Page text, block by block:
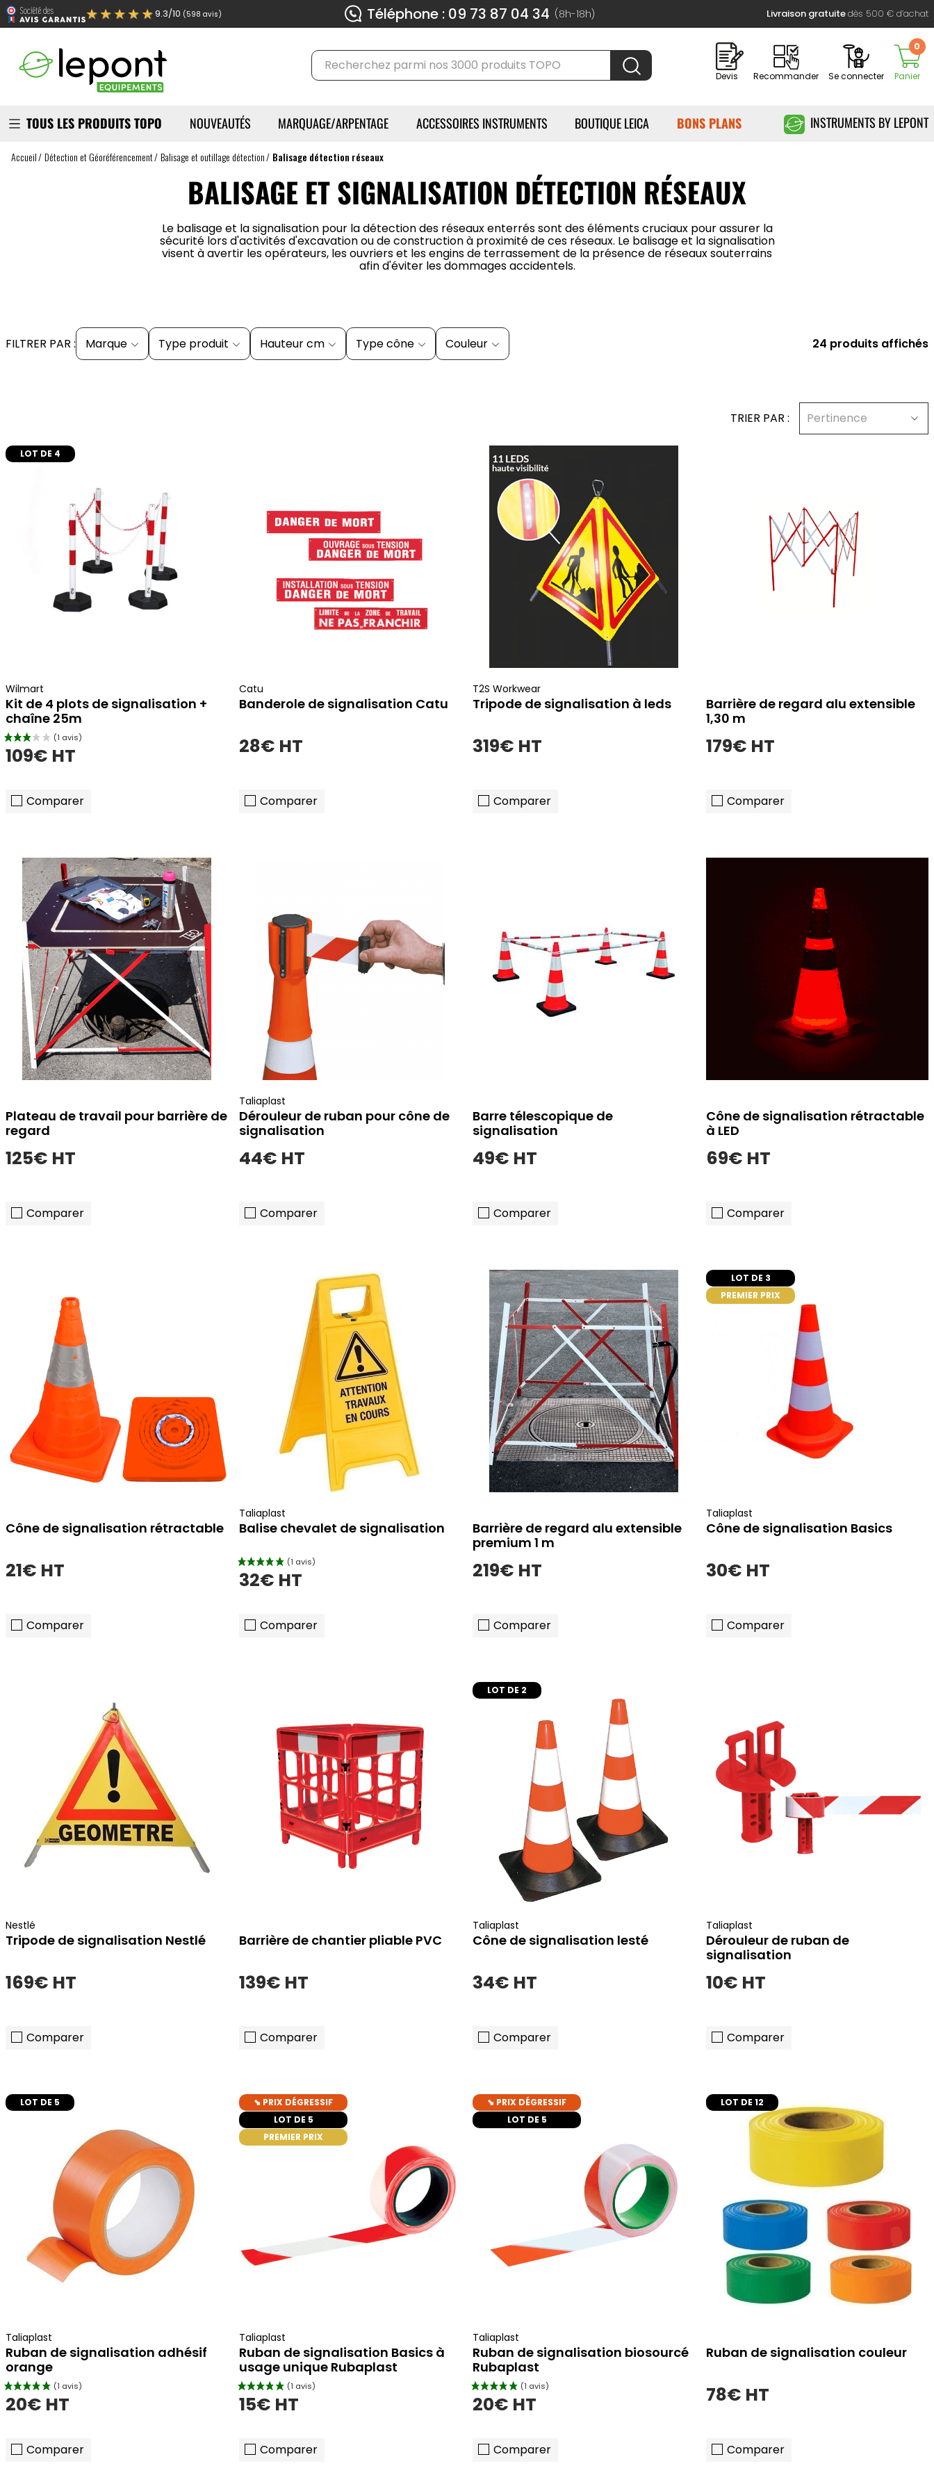
★★★★★9.3/10 (598 avis) Téléphone : 09 73 87 04 34 (8h-18h) Livraison gratuitedès 500 € d’achat
Devis Recommander Se connecter Panier
0
TOUS LES PRODUITS TOPO NOUVEAUTÉS MARQUAGE/ARPENTAGE ACCESSOIRES INSTRUMENTS BOUTIQUE LEICA BONS PLANS INSTRUMENTS BY LEPONT
Accueil Détection et Géoréférencement Balisage et outillage détection Balisage détection réseaux
BALISAGE ET SIGNALISATION DÉTECTION RÉSEAUX
Le balisage et la signalisation pour la détection des réseaux enterrés sont des éléments cruciaux pour assurer la
sécurité lors d'activités d'excavation ou de construction à proximité de ces réseaux. Le balisage et la signalisation
visent à avertir les opérateurs, les ouvriers et les engins de terrassement de la présence de réseaux souterrains
afin d'éviter les dommages accidentels.
FILTRER PAR : Marque Type produit Hauteur cm Type cône Couleur 24 produits affichés
TRIER PAR : Pertinence
LOT DE 4
Wilmart
Kit de 4 plots de signalisation +
chaîne 25m
109€ HT
Comparer
Catu
Banderole de signalisation Catu
28€ HT
Comparer
ajouter au panier
T2S Workwear
Tripode de signalisation à leds
319€ HT
Comparer
Barrière de regard alu extensible
1,30 m
179€ HT
Comparer
ajouter au panier
Plateau de travail pour barrière de
regard
125€ HT
Comparer
Taliaplast
Dérouleur de ruban pour cône de
signalisation
44€ HT
Comparer
Barre télescopique de
signalisation
49€ HT
Comparer
Cône de signalisation rétractable
à LED
69€ HT
Comparer
ajouter au panier
Cône de signalisation rétractable
21€ HT
Comparer
ajouter au panier
Taliaplast
Balise chevalet de signalisation
32€ HT
Comparer
ajouter au panier
Barrière de regard alu extensible
premium 1 m
219€ HT
Comparer
ajouter au panier
LOT DE 3
PREMIER PRIX
Taliaplast
Cône de signalisation Basics
30€ HT
Comparer
ajouter au panier
Nestlé
Tripode de signalisation Nestlé
169€ HT
Comparer
ajouter au panier
Barrière de chantier pliable PVC
139€ HT
Comparer
ajouter au panier
LOT DE 2
Taliaplast
Cône de signalisation lesté
34€ HT
Comparer
Taliaplast
Dérouleur de ruban de
signalisation
10€ HT
Comparer
LOT DE 5
Taliaplast
Ruban de signalisation adhésif
orange
20€ HT
Comparer
ajouter au panier
⬊ PRIX DÉGRESSIF
LOT DE 5
PREMIER PRIX
Taliaplast
Ruban de signalisation Basics à
usage unique Rubaplast
15€ HT
Comparer
ajouter au panier
⬊ PRIX DÉGRESSIF
LOT DE 5
Taliaplast
Ruban de signalisation biosourcé
Rubaplast
20€ HT
Comparer
LOT DE 12
Ruban de signalisation couleur
78€ HT
Comparer